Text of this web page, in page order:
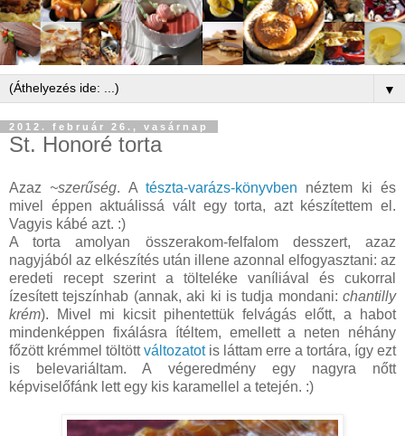
▼
2012. február 26., vasárnap
St. Honoré torta
Azaz ~szerűség. Atészta-varázs-könyvben néztem ki és
mivel éppen aktuálissá vált egy torta, azt készítettem el.
Vagyis kábé azt. :)
A torta amolyan összerakom-felfalom desszert, azaz
nagyjából az elkészítés után illene azonnal elfogyasztani: az
eredeti recept szerint a tölteléke vaníliával és cukorral
ízesített tejszínhab (annak, aki ki is tudja mondani: chantilly
krém). Mivel mi kicsit pihentettük felvágás előtt, a habot
mindenképpen fixálásra ítéltem, emellett a neten néhány
főzött krémmel töltöttváltozatotis láttam erre a tortára, így ezt
is belevariáltam. A végeredmény egy nagyra nőtt
képviselőfánk lett egy kis karamellel a tetején. :)